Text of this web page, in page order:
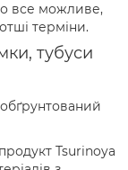
все можливе,
терміни.
тубуси
Tsurinoya